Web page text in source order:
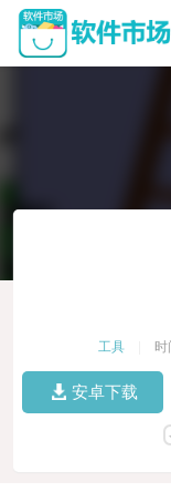
工具
安卓下载